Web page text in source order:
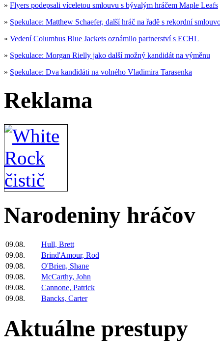
» Flyers podepsali víceletou smlouvu s bývalým hráčem Maple Leafs
» Spekulace: Matthew Schaefer, další hráč na řadě s rekordní
» Vedení Columbus Blue Jackets oznámilo partnerství s ECHL
» Spekulace: Morgan Rielly jako další možný kandidát na výměnu
» Spekulace: Dva kandidáti na volného Vladimira Tarasenka
Reklama
Narodeniny hráčov
09.08.
Hull, Brett
09.08.
Brind'Amour, Rod
09.08.
O'Brien, Shane
09.08.
McCarthy, John
09.08.
Cannone, Patrick
09.08.
Bancks, Carter
Aktuálne prestupy